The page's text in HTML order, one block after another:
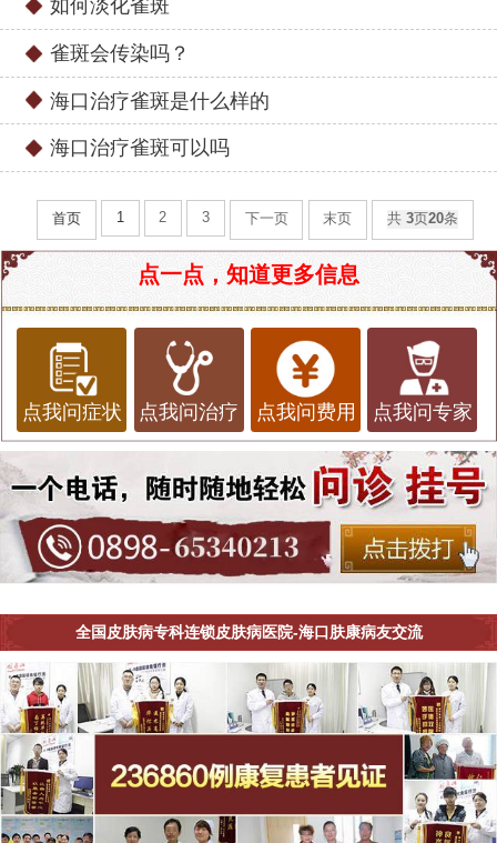
如何淡化雀斑
雀斑会传染吗？
海口治疗雀斑是什么样的
海口治疗雀斑可以吗
首页 1 2 3 下一页 末页 共 3页20条
点一点，知道更多信息
点我问症状 点我问治疗 点我问费用 点我问专家
全国皮肤病专科连锁皮肤病医院-海口肤康病友交流